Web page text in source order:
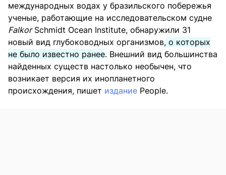
международных водах у бразильского побережья
ученые, работающие на исследовательском судне
FalkorSchmidt Ocean Institute, обнаружили 31
новый вид глубоководных организмов, о которых
не было известно ранее. Внешний вид большинства
найденных существ настолько необычен, что
возникает версия их инопланетного
происхождения, пишет издание People.